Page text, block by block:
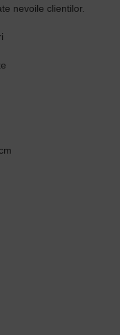
nevoile clientilor.